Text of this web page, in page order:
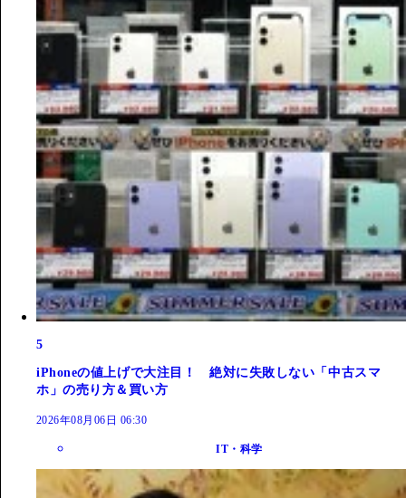
5
iPhoneの値上げで大注目！ 絶対に失敗しない「中古スマ
ホ」の売り方＆買い方
2026年08月06日 06:30
IT・科学